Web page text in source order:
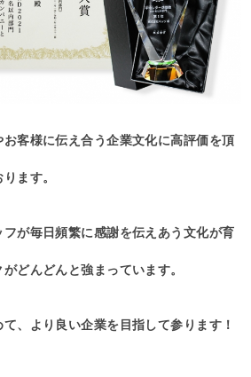
お客様に伝え合う企業文化に高評価を頂
ます。
が毎日頻繁に感謝を伝えあう文化が育
どんどんと強まっています。
、より良い企業を目指して参ります！